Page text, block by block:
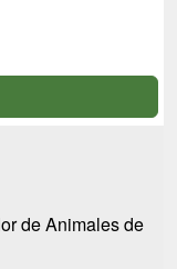
de Animales de